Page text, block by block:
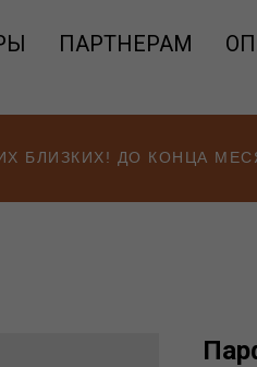
ПАРТНЕРАМ
БЛИЗКИХ! ДО КОНЦА